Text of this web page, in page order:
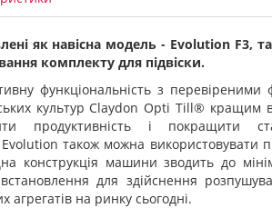
як навісна модель - Evolution F3,
комплекту для підвіски.
функціональність з перевіреними
культур Claydon Opti Till® кращим
продуктивність і покращити
також можна використовувати
конструкція машини зводить до
для здійснення
агрегатів на ринку сьогодні.